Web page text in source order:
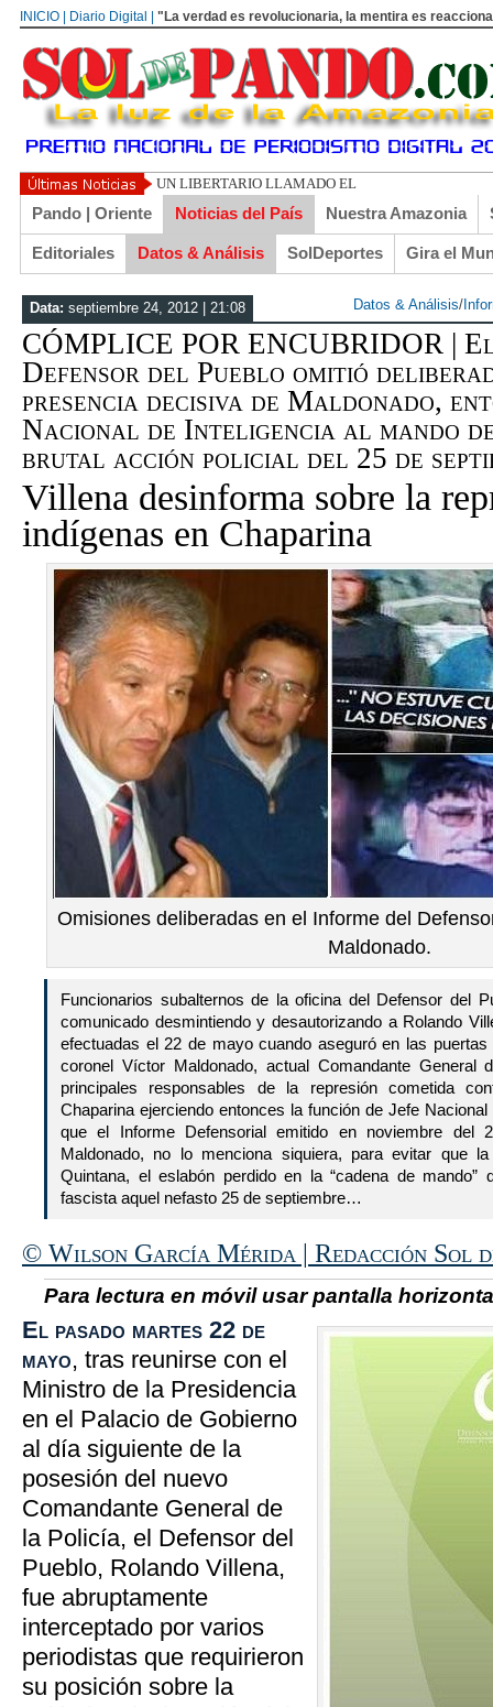
INICIO | Diario Digital | "La verdad es revolucionaria, la mentira es
UN LIBERTARIO LLAMADO EL TURI TORRICO
Pando | Oriente Noticias del País Nuestra Amazonia
Editoriales Datos & Análisis SolDeportes Gira el
Data: septiembre 24, 2012 | 21:08 Datos & Análisis/
CÓMPLICE POR ENCUBRIDOR |
Defensor del Pueblo omitió
presencia decisiva de Maldonado,
Nacional de Inteligencia al mando
brutal acción policial del 25 de
Villena desinforma sobre la
indígenas en Chaparina
Omisiones deliberadas en el Informe del
Maldonado.
Funcionarios subalternos de la oficina del Defensor del
comunicado desmintiendo y desautorizando a Rolando
efectuadas el 22 de mayo cuando aseguró en las
coronel Víctor Maldonado, actual Comandante
principales responsables de la represión cometida
Chaparina ejerciendo entonces la función de Jefe
que el Informe Defensorial emitido en noviembre del
Maldonado, no lo menciona siquiera, para evitar que
Quintana, el eslabón perdido en la “cadena de mando”
fascista aquel nefasto 25 de septiembre…
© Wilson García Mérida | Redacción Sol
Para lectura en móvil usar pantalla
El pasado martes 22 de
mayo, tras reunirse con el
Ministro de la Presidencia
en el Palacio de Gobierno
al día siguiente de la
posesión del nuevo
Comandante General de
la Policía, el Defensor del
Pueblo, Rolando Villena,
fue abruptamente
interceptado por varios
periodistas que requirieron
su posición sobre la